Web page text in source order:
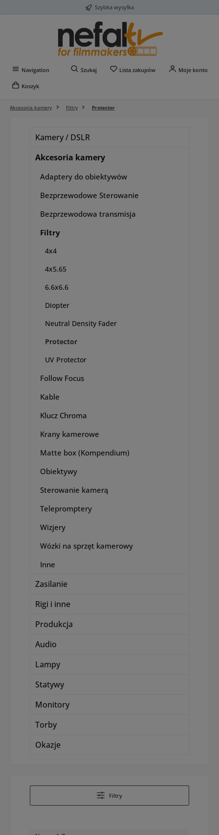
Szybka wysyłka
Navigation Szukaj Lista zakupówMasz 0 przedmioty na
Moje konto
Koszyk
Akcesoria kamery Filtry Protector
Kamery / DSLR
Akcesoria kamery
Adaptery do obiektywów
Bezprzewodowe Sterowanie
Bezprzewodowa transmisja
Filtry
4x4
4x5.65
6.6x6.6
Diopter
Neutral Density Fader
Protector
UV Protector
Follow Focus
Kable
Klucz Chroma
Krany kamerowe
Matte box (Kompendium)
Obiektywy
Sterowanie kamerą
Telepromptery
Wizjery
Wózki na sprzęt kamerowy
Inne
Zasilanie
Rigi i inne
Produkcja
Audio
Lampy
Statywy
Monitory
Torby
Okazje
Filtry